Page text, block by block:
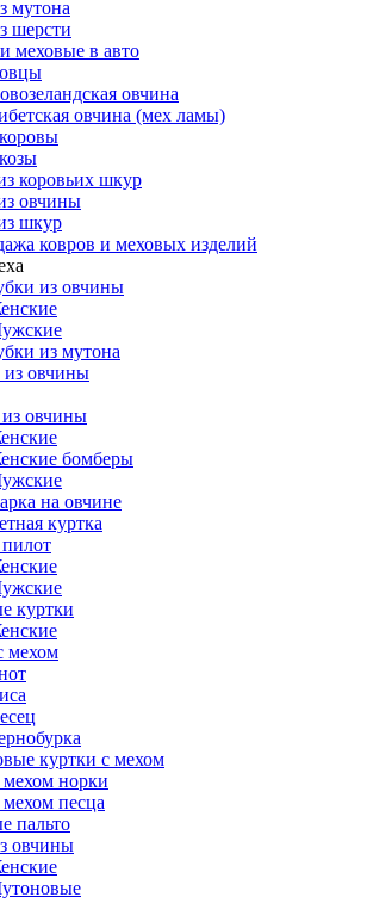
мутона
шерсти
меховые в авто
овчина
овчина (мех ламы)
коровьих шкур
овчины
шкур
ковров и меховых изделий
из овчины
из мутона
овчины
овчины
бомберы
на овчине
куртка
куртки
мехом
куртки с мехом
норки
песца
пальто
овчины